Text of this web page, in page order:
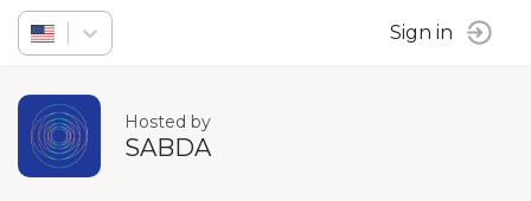
Sign in
Hosted by
SABDA